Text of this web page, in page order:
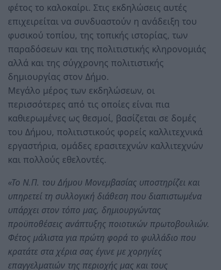
φέτος το καλοκαίρι. Στις εκδηλώσεις αυτές
επιχειρείται να συνδυαστούν η ανάδειξη του
φυσικού τοπίου, της τοπικής ιστορίας, των
παραδόσεων και της πολιτιστικής κληρονομιάς
αλλά και της σύγχρονης πολιτιστικής
δημιουργίας στον Δήμο.
Μεγάλο μέρος των εκδηλώσεων, οι
περισσότερες από τις οποίες είναι πια
καθιερωμένες ως θεσμοί, βασίζεται σε δομές
του Δήμου, πολιτιστικούς φορείς καλλιτεχνικά
εργαστήρια, ομάδες ερασιτεχνών καλλιτεχνών
και πολλούς εθελοντές.
«Το Ν.Π. του Δήμου Μονεμβασίας υποστηρίζει και
υπηρετεί τη συλλογική διάθεση που διαπιστωμένα
υπάρχει στον τόπο μας, δημιουργώντας
προϋποθέσεις ανάπτυξης ποιοτικών πρωτοβουλιών.
Φέτος μάλιστα για πρώτη φορά το φυλλάδιο που
κρατάτε στα χέρια σας έγινε με χορηγίες
επαγγελματιών της περιοχής μας και τους